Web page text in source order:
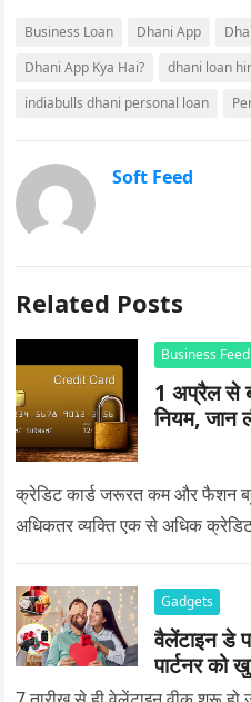
Business Loan Dhani App
Dhani App Kya Hai?
dhani loan
indiabulls dhani personal loan
Soft Feed
Related Posts
Business Feed
1 अप्रैल से
नियम, जान
क्रेडिट कार्ड जरूरत कम और फैशन
अधिकतर व्यक्ति एक से अधिक
Gadgets
वैलेंटाइन डे
पार्टनर को